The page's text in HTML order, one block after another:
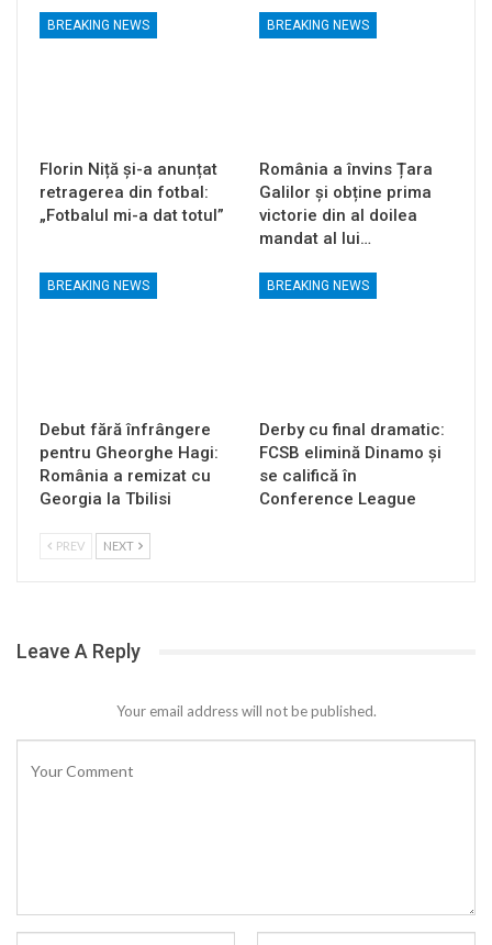
BREAKING NEWS
Florin Niță și-a anunțat
retragerea din fotbal:
„Fotbalul mi-a dat totul”
BREAKING NEWS
România a învins Țara
Galilor și obține prima
victorie din al doilea
mandat al lui…
BREAKING NEWS
Debut fără înfrângere
pentru Gheorghe Hagi:
România a remizat cu
Georgia la Tbilisi
BREAKING NEWS
Derby cu final dramatic:
FCSB elimină Dinamo și
se califică în
Conference League
PREV NEXT
Leave A Reply
Your email address will not be published.